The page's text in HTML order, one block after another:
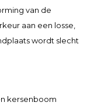
van de
aan een losse,
wordt slecht
kersenboom